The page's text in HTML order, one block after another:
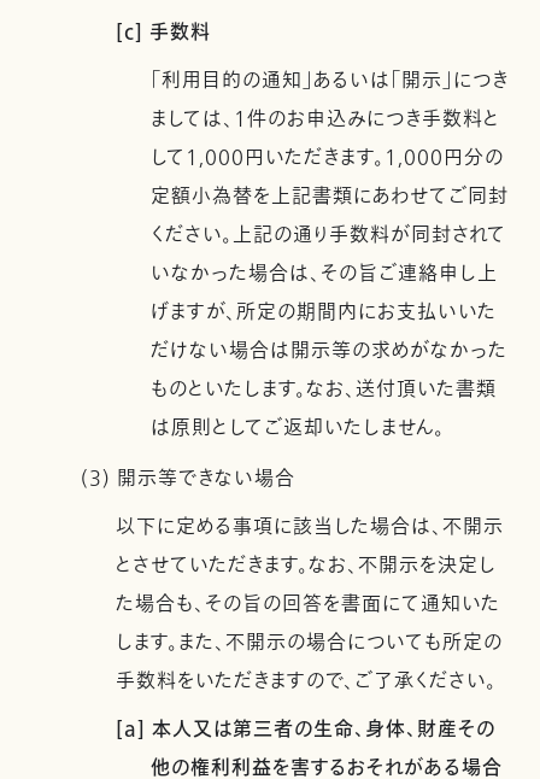
[c] 手数料
「利用目的の通知」あるいは「開示」につき
ましては、1件のお申込みにつき手数料と
して1,000円いただきます。1,000円分の
定額小為替を上記書類にあわせてご同封
ください。上記の通り手数料が同封されて
いなかった場合は、その旨ご連絡申し上
げますが、所定の期間内にお支払いいた
だけない場合は開示等の求めがなかった
ものといたします。なお、送付頂いた書類
は原則としてご返却いたしません。
(3) 開示等できない場合
以下に定める事項に該当した場合は、不開示
とさせていただきます。なお、不開示を決定し
た場合も、その旨の回答を書面にて通知いた
します。また、不開示の場合についても所定の
手数料をいただきますので、ご了承ください。
[a] 本人又は第三者の生命、身体、財産その
他の権利利益を害するおそれがある場合